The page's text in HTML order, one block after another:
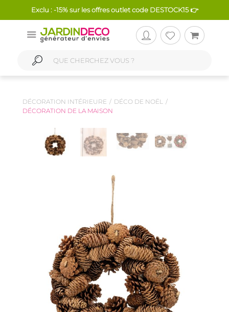
Exclu : -15% sur les offres outlet code DESTOCK15 👉
DÉCORATION INTÉRIEURE
DÉCO DE NOËL
DÉCORATION DE LA MAISON